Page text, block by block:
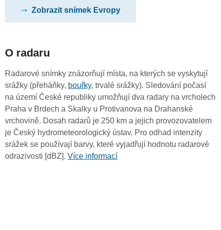
Zobrazit snímek Evropy
O radaru
Radarové snímky znázorňují místa, na kterých se vyskytují
srážky (přeháňky, bouřky, trvalé srážky). Sledování počasí
na území České republiky umožňují dva radary na vrcholech
Praha v Brdech a Skalky u Protivanova na Drahanské
vrchovině. Dosah radarů je 250 km a jejich provozovatelem
je Český hydrometeorologický ústav. Pro odhad intenzity
srážek se používají barvy, které vyjadřují hodnotu radarové
odrazivosti [dBZ]. Více informací